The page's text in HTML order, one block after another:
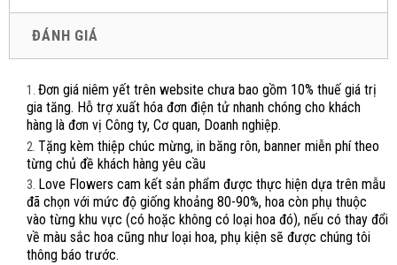
ĐÁNH GIÁ
Đơn giá niêm yết trên website chưa bao gồm 10% thuế giá trị
gia tăng. Hỗ trợ xuất hóa đơn điện tử nhanh chóng cho khách
hàng là đơn vị Công ty, Cơ quan, Doanh nghiệp.
Tặng kèm thiệp chúc mừng, in băng rôn, banner miễn phí theo
từng chủ đề khách hàng yêu cầu
Love Flowers cam kết sản phẩm được thực hiện dựa trên mẫu
đã chọn với mức độ giống khoảng 80-90%, hoa còn phụ thuộc
vào từng khu vực (có hoặc không có loại hoa đó), nếu có thay đổi
về màu sắc hoa cũng như loại hoa, phụ kiện sẽ được chúng tôi
thông báo trước.